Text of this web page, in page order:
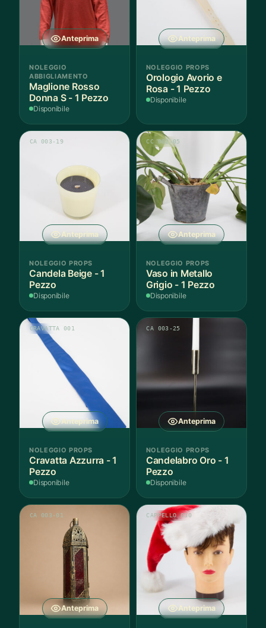
Anteprima
NOLEGGIO
ABBIGLIAMENTO
Maglione Rosso
Donna S - 1 Pezzo
Disponibile
Anteprima
NOLEGGIO PROPS
Orologio Avorio e
Rosa - 1 Pezzo
Disponibile
Anteprima
CA 003-19
NOLEGGIO PROPS
Candela Beige - 1
Pezzo
Disponibile
Anteprima
CC 002-05
NOLEGGIO PROPS
Vaso in Metallo
Grigio - 1 Pezzo
Disponibile
Anteprima
CRAVATTA 001
NOLEGGIO PROPS
Cravatta Azzurra - 1
Pezzo
Disponibile
Anteprima
CA 003-25
NOLEGGIO PROPS
Candelabro Oro - 1
Pezzo
Disponibile
Anteprima
CA 003-01
Anteprima
CAPPELLO 030